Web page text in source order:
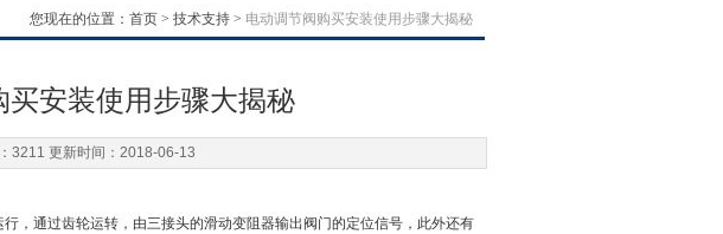
您现在的位置： 首页 > 技术支持 > 电动调节阀购买安装使用步骤大揭秘
买安装使用步骤大揭秘
3211 更新时间：2018-06-13
通过齿轮运转，由三接头的滑动变阻器输出阀门的定位信号，此外还有